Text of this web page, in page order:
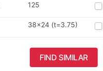
125
38x24 (t=3.75)
FIND SIMILAR